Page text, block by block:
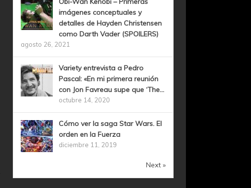
imágenes conceptuales y
detalles de Hayden Christensen
como Darth Vader (SPOILERS)
agosto 26, 2021
Variety entrevista a Pedro
Pascal: «En mi primera reunión
con Jon Favreau supe que ‘The...
octubre 14, 2020
Cómo ver la saga Star Wars. El
orden en la Fuerza
diciembre 11, 2019
Next »